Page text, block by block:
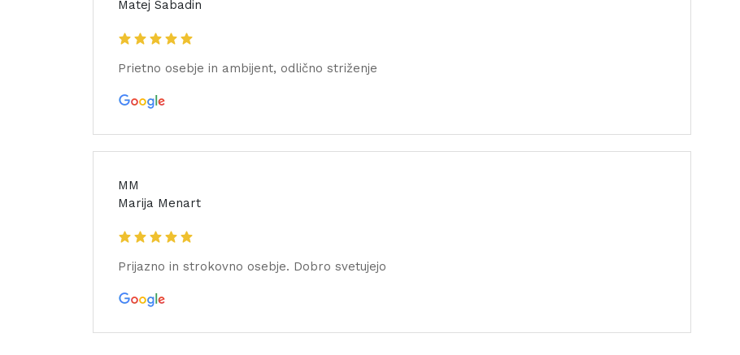
Matej Sabadin
Prietno osebje in ambijent, odlično striženje
MM
Marija Menart
Prijazno in strokovno osebje. Dobro svetujejo